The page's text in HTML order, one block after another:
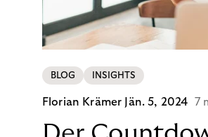
BLOG INSIGHTS
Florian Krämer Jän. 5, 2024 7